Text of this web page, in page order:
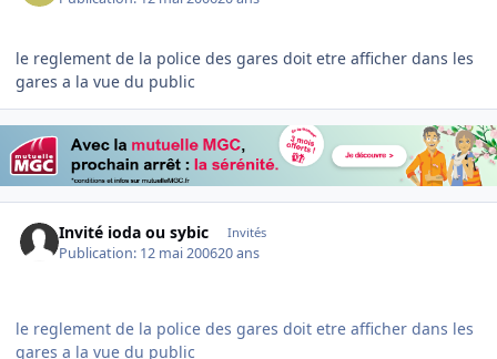
le reglement de la police des gares doit etre afficher dans les
gares a la vue du public
Invité ioda ou sybic Invités
Publication: 12 mai 200620 ans
le reglement de la police des gares doit etre afficher dans les
gares a la vue du public